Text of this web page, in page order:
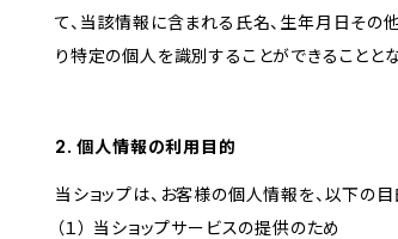
て、当該情報に含まれる氏名、生年月日その
り特定の個人を識別することができることと
2. 個人情報の利用目的
当ショップは、お客様の個人情報を、以下の目
（１） 当ショップサービスの提供のため